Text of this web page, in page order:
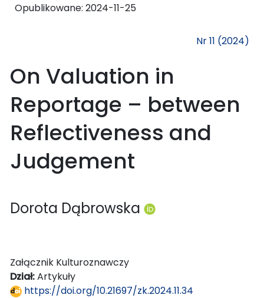
Opublikowane: 2024-11-25
Nr 11 (2024)
On Valuation in
Reportage – between
Reflectiveness and
Judgement
Dorota Dąbrowska
Załącznik Kulturoznawczy
Dział:Artykuły
https://doi.org/10.21697/zk.2024.11.34